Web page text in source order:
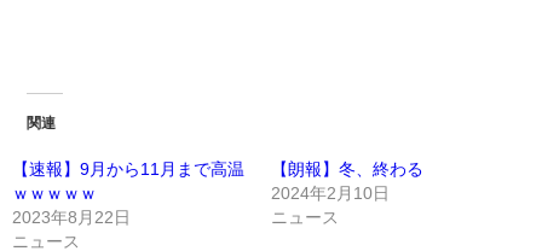
関連
【速報】9月から11月まで高温
ｗｗｗｗｗ
2023年8月22日
ニュース
【朗報】冬、終わる
2024年2月10日
ニュース